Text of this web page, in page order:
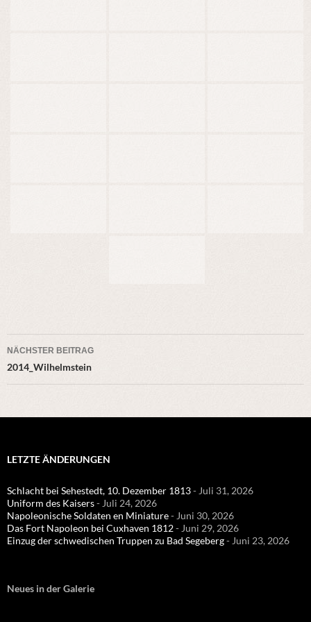
Beitragsnavigation
NÄCHSTER BEITRAG
2014_Wilhelmstein
LETZTE ÄNDERUNGEN
Schlacht bei Sehestedt, 10. Dezember 1813- Juli 31, 2026
Uniform des Kaisers- Juli 24, 2026
Napoleonische Soldaten en Miniature- Juni 30, 2026
Das Fort Napoleon bei Cuxhaven 1812- Juni 29, 2026
Einzug der schwedischen Truppen zu Bad Segeberg- Juni 23, 2026
Neues in der Galerie